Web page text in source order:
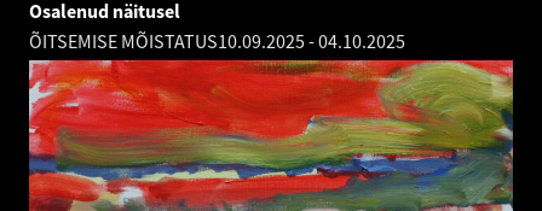
Osalenud näitusel
ÕITSEMISE MÕISTATUS10.09.2025-04.10.2025